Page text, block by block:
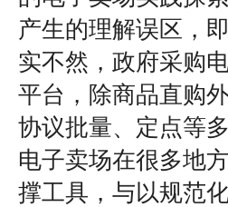
产生的理解误区，
实不然，政府采购
平台，除商品直购
协议批量、定点等
电子卖场在很多地
撑工具，与以规范